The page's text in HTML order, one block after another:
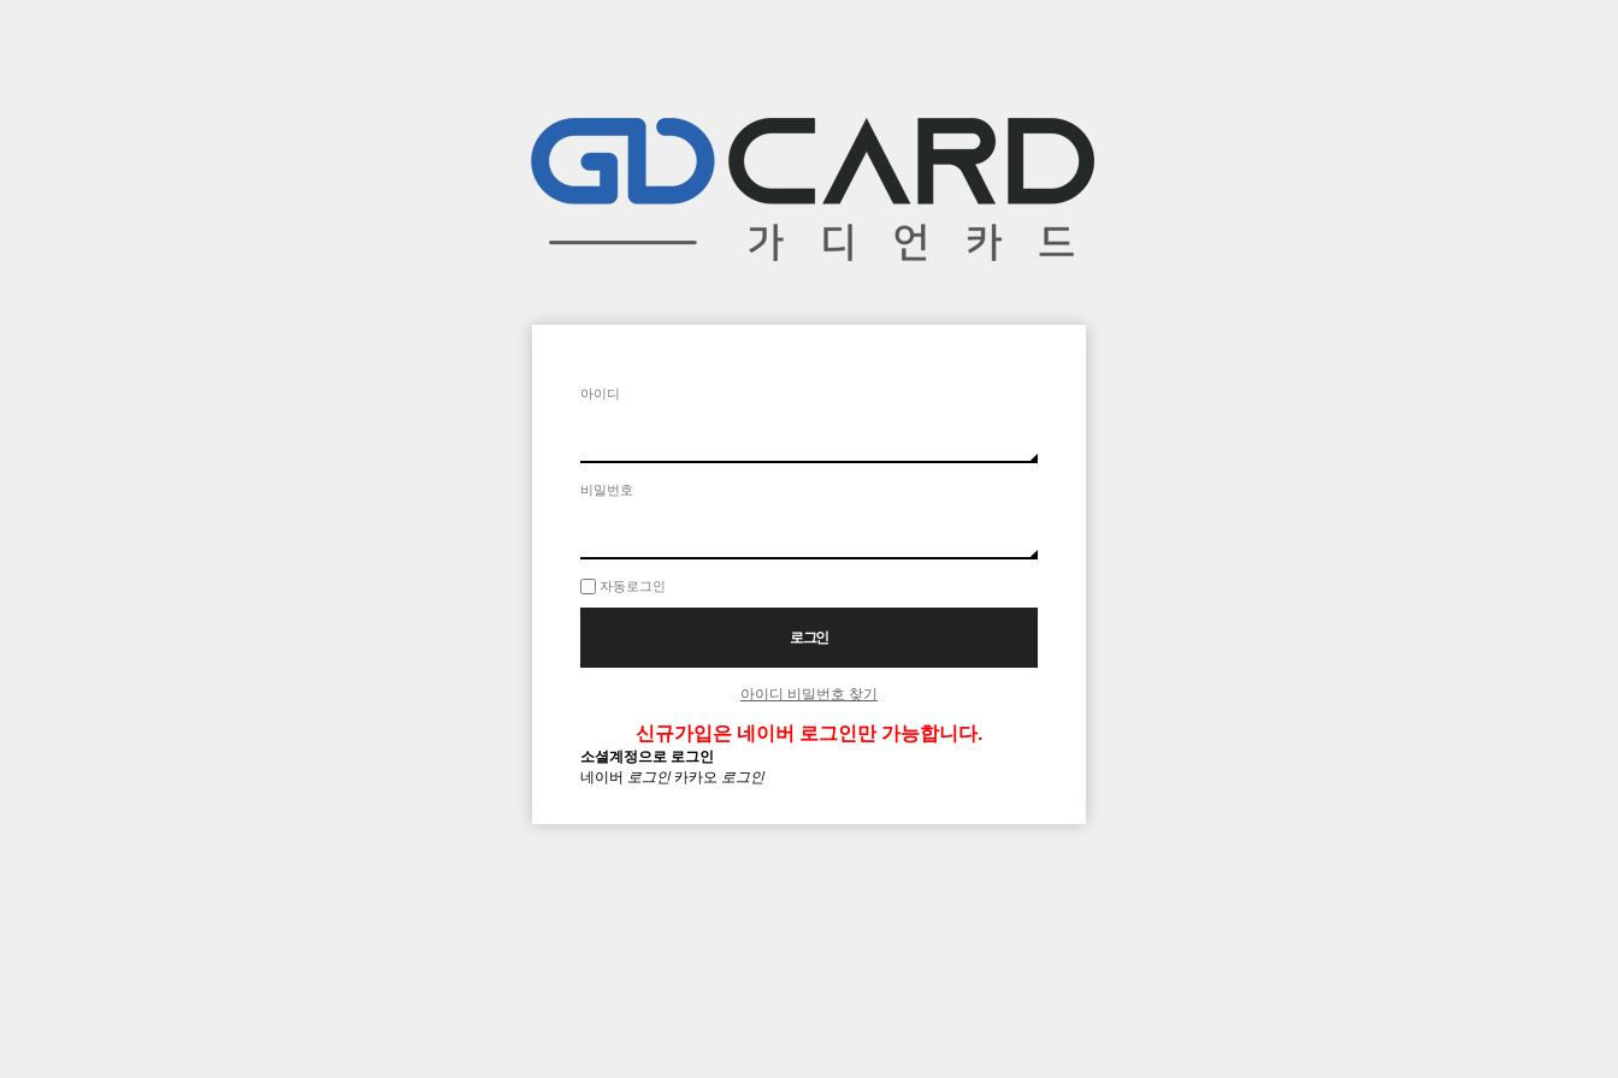
아이디
비밀번호
자동로그인
아이디 비밀번호 찾기
신규가입은 네이버 로그인만 가능합니다.
소셜계정으로 로그인
네이버 로그인 카카오 로그인